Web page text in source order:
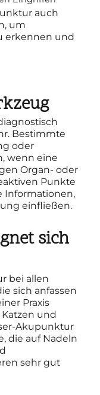
auch
um
erkennen und
Bestimmte
oder
wenn eine
Organ- oder
Punkte
Informationen,
einfließen.
sich
bei allen
sich anfassen
Praxis
und
Akupunktur
die auf Nadeln
sehr gut